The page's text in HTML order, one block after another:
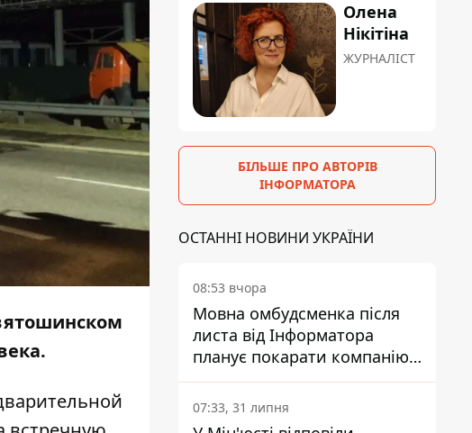
Олена
Нікітіна
ЖУРНАЛІСТ
БІЛЬШЕ ПРО АВТОРІВ
ІНФОРМАТОРА
ОСТАННІ НОВИНИ УКРАЇНИ
08:53 вчора
Мовна омбудсменка після
листа від Інформатора
планує покарати компанію-
підрядника ПриватБанку
07:33, 31 липня